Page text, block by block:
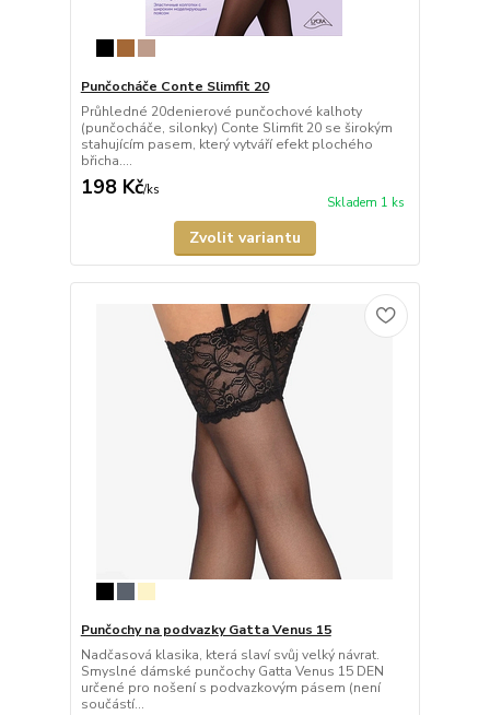
Punčocháče Conte Slimfit 20
Průhledné 20denierové punčochové kalhoty
(punčocháče, silonky) Conte Slimfit 20 se širokým
stahujícím pasem, který vytváří efekt plochého
břicha....
198 Kč/ks
Skladem 1 ks
Zvolit variantu
Punčochy na podvazky Gatta Venus 15
Nadčasová klasika, která slaví svůj velký návrat.
Smyslné dámské punčochy Gatta Venus 15 DEN
určené pro nošení s podvazkovým pásem (není
součástí...